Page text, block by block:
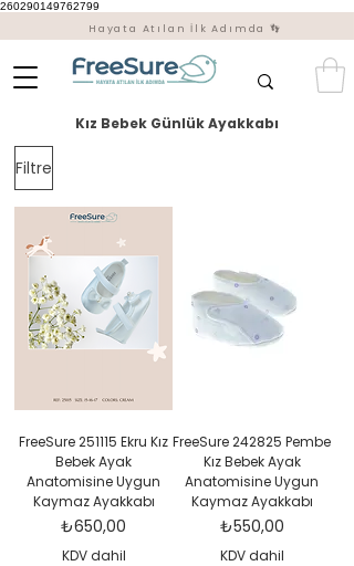
260290149762799
Hayata Atılan İlk Adımda 👣
Kız Bebek Günlük Ayakkabı
Filtre
FreeSure 251115 Ekru Kız
Bebek Ayak
Anatomisine Uygun
Kaymaz Ayakkabı
Fiyat
₺650,00
KDV dahil
FreeSure 242825 Pembe
Kız Bebek Ayak
Anatomisine Uygun
Kaymaz Ayakkabı
Fiyat
₺550,00
KDV dahil